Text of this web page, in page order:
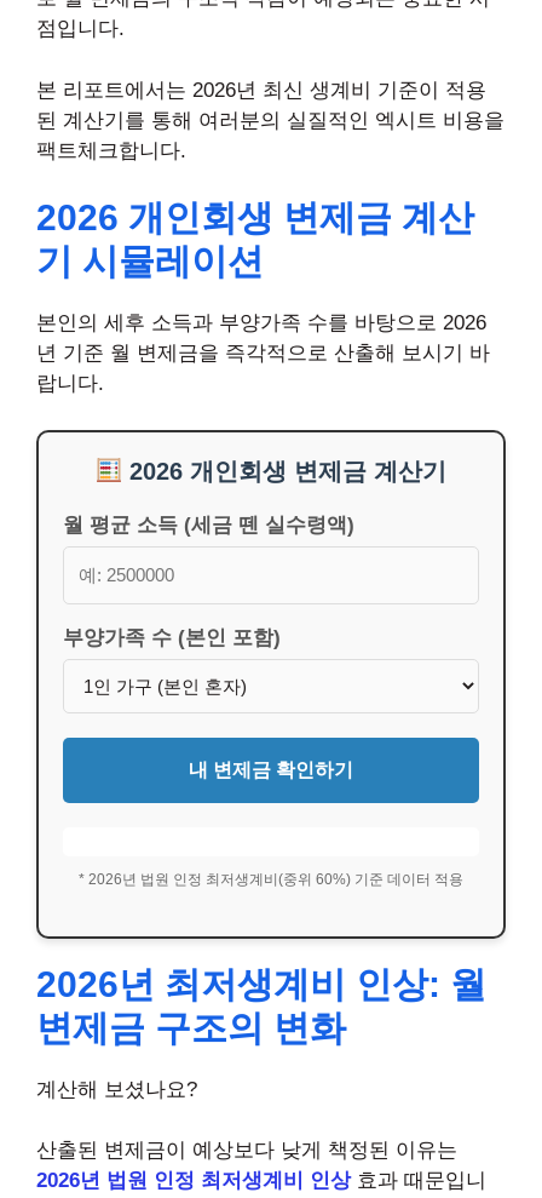
점입니다.
본 리포트에서는 2026년 최신 생계비 기준이 적용
된 계산기를 통해 여러분의 실질적인 엑시트 비용을
팩트체크합니다.
2026 개인회생 변제금 계산
기 시뮬레이션
본인의 세후 소득과 부양가족 수를 바탕으로 2026
년 기준 월 변제금을 즉각적으로 산출해 보시기 바
랍니다.
2026 개인회생 변제금 계산기
월 평균 소득 (세금 뗀 실수령액)
부양가족 수 (본인 포함)
내 변제금 확인하기
* 2026년 법원 인정 최저생계비(중위 60%) 기준 데이터 적용
2026년 최저생계비 인상: 월
변제금 구조의 변화
계산해 보셨나요?
산출된 변제금이 예상보다 낮게 책정된 이유는
2026년 법원 인정 최저생계비 인상 효과 때문입니